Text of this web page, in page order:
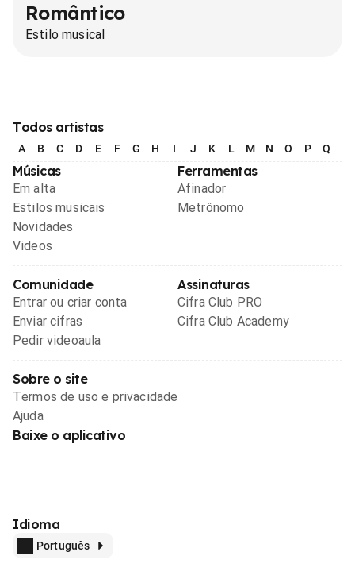
Romântico
Estilo musical
Todos artistas
A B C D E F G H I J K L M N O P Q
Músicas
Em alta
Estilos musicais
Novidades
Videos
Ferramentas
Afinador
Metrônomo
Comunidade
Entrar ou criar conta
Enviar cifras
Pedir videoaula
Assinaturas
Cifra Club PRO
Cifra Club Academy
Sobre o site
Termos de uso e privacidade
Ajuda
Baixe o aplicativo
Idioma
Português